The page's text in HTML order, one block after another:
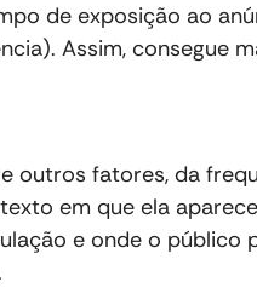
de exposição ao
Assim, consegue
outros fatores, da
em que ela
e onde o público